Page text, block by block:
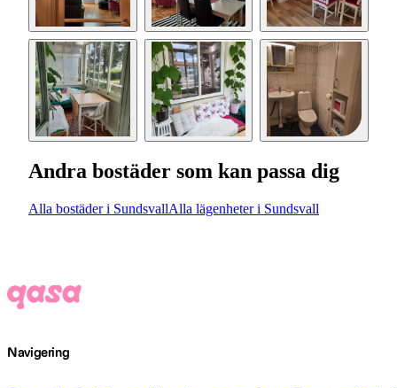
Andra bostäder som kan passa dig
Alla bostäder i SundsvallAlla lägenheter i Sundsvall
Navigering